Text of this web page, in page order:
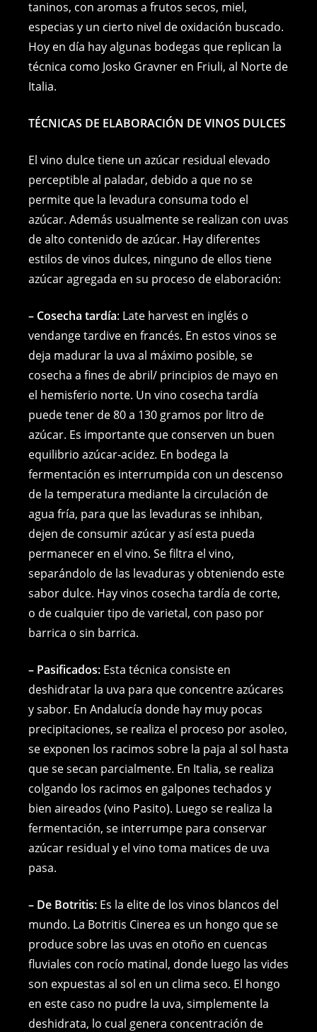
taninos, con aromas a frutos secos, miel,
especias y un cierto nivel de oxidación buscado.
Hoy en día hay algunas bodegas que replican la
técnica como Josko Gravner en Friuli, al Norte de
Italia.
TÉCNICAS DE ELABORACIÓN DE VINOS DULCES
El vino dulce tiene un azúcar residual elevado
perceptible al paladar, debido a que no se
permite que la levadura consuma todo el
azúcar. Además usualmente se realizan con uvas
de alto contenido de azúcar. Hay diferentes
estilos de vinos dulces, ninguno de ellos tiene
azúcar agregada en su proceso de elaboración:
– Cosecha tardía: Late harvest en inglés o
vendange tardive en francés. En estos vinos se
deja madurar la uva al máximo posible, se
cosecha a fines de abril/ principios de mayo en
el hemisferio norte. Un vino cosecha tardía
puede tener de 80 a 130 gramos por litro de
azúcar. Es importante que conserven un buen
equilibrio azúcar-acidez. En bodega la
fermentación es interrumpida con un descenso
de la temperatura mediante la circulación de
agua fría, para que las levaduras se inhiban,
dejen de consumir azúcar y así esta pueda
permanecer en el vino. Se filtra el vino,
separándolo de las levaduras y obteniendo este
sabor dulce. Hay vinos cosecha tardía de corte,
o de cualquier tipo de varietal, con paso por
barrica o sin barrica.
– Pasificados: Esta técnica consiste en
deshidratar la uva para que concentre azúcares
y sabor. En Andalucía donde hay muy pocas
precipitaciones, se realiza el proceso por asoleo,
se exponen los racimos sobre la paja al sol hasta
que se secan parcialmente. En Italia, se realiza
colgando los racimos en galpones techados y
bien aireados (vino Pasito). Luego se realiza la
fermentación, se interrumpe para conservar
azúcar residual y el vino toma matices de uva
pasa.
– De Botritis: Es la elite de los vinos blancos del
mundo. La Botritis Cinerea es un hongo que se
produce sobre las uvas en otoño en cuencas
fluviales con rocío matinal, donde luego las vides
son expuestas al sol en un clima seco. El hongo
en este caso no pudre la uva, simplemente la
deshidrata, lo cual genera concentración de